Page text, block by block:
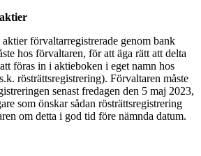
förvaltarregistrerade genom bank
hos förvaltaren, för att äga rätt att delta
föras in i aktieboken i eget namn hos
rösträttsregistrering). Förvaltaren måste
senast fredagen den 5 maj 2023,
som önskar sådan rösträttsregistrering
om detta i god tid före nämnda datum.